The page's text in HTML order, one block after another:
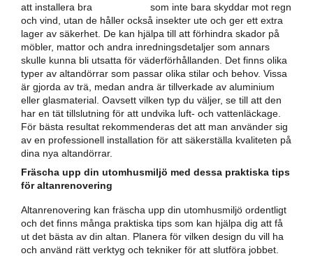
att installera bra
som inte bara skyddar mot regn
och vind, utan de håller också insekter ute och ger ett extra
lager av säkerhet. De kan hjälpa till att förhindra skador på
möbler, mattor och andra inredningsdetaljer som annars
skulle kunna bli utsatta för väderförhållanden. Det finns olika
typer av altandörrar som passar olika stilar och behov. Vissa
är gjorda av trä, medan andra är tillverkade av aluminium
eller glasmaterial. Oavsett vilken typ du väljer, se till att den
har en tät tillslutning för att undvika luft- och vattenläckage.
För bästa resultat rekommenderas det att man använder sig
av en professionell installation för att säkerställa kvaliteten på
dina nya altandörrar.
Fräscha upp din utomhusmiljö med dessa praktiska tips
för altanrenovering
Altanrenovering kan fräscha upp din utomhusmiljö ordentligt
och det finns många praktiska tips som kan hjälpa dig att få
ut det bästa av din altan. Planera för vilken design du vill ha
och använd rätt verktyg och tekniker för att slutföra jobbet.